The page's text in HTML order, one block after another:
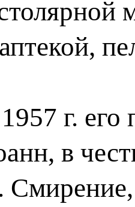
г.
в